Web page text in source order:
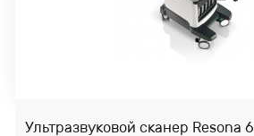
Ультразвуковой сканер Resona 6